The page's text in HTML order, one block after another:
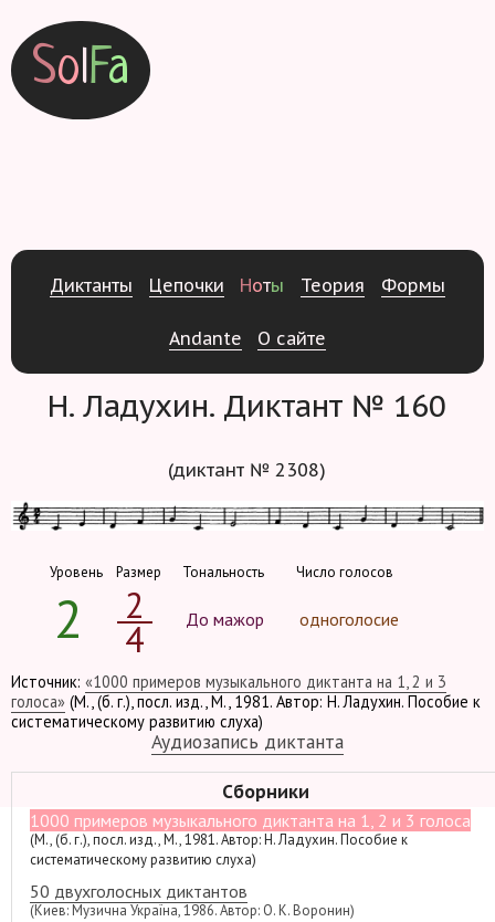
SolFa
Диктанты Цепочки Ноты Теория Формы
Andante О сайте
Н. Ладухин. Диктант № 160
(диктант № 2308)
Уровень
2
Размер
2
4
Тональность
До мажор
Число голосов
одноголосие
Источник: «1000 примеров музыкального диктанта на 1, 2 и 3
голоса» (М., (б. г.), посл. изд., М., 1981. Автор: Н. Ладухин. Пособие к
систематическому развитию слуха)
Аудиозапись диктанта
Сборники
1000 примеров музыкального диктанта на 1, 2 и 3 голоса
(М., (б. г.), посл. изд., М., 1981. Автор: Н. Ладухин. Пособие к
систематическому развитию слуха)
50 двухголосных диктантов
(Киев: Музична Україна, 1986. Автор: О. К. Воронин)